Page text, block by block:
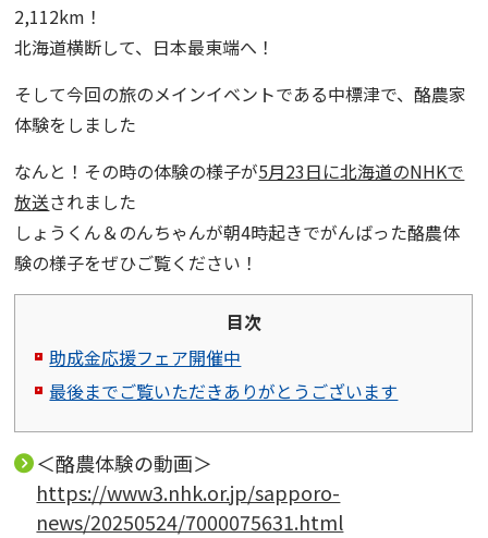
2,112km！
北海道横断して、日本最東端へ！
そして今回の旅のメインイベントである中標津で、酪農家
体験をしました
なんと！その時の体験の様子が5月23日に北海道のNHKで
放送されました
しょうくん＆のんちゃんが朝4時起きでがんばった酪農体
験の様子をぜひご覧ください！
目次
助成金応援フェア開催中
最後までご覧いただきありがとうございます
＜酪農体験の動画＞
https://www3.nhk.or.jp/sapporo-
news/20250524/7000075631.html